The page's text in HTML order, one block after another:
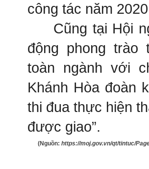
công tác năm
Cũng tại Hội
động phong trào
toàn ngành với
Khánh Hòa đoàn
thi đua thực hiện
được giao”.
(Nguồn: https://moj.gov.vn/qt/tintuc/